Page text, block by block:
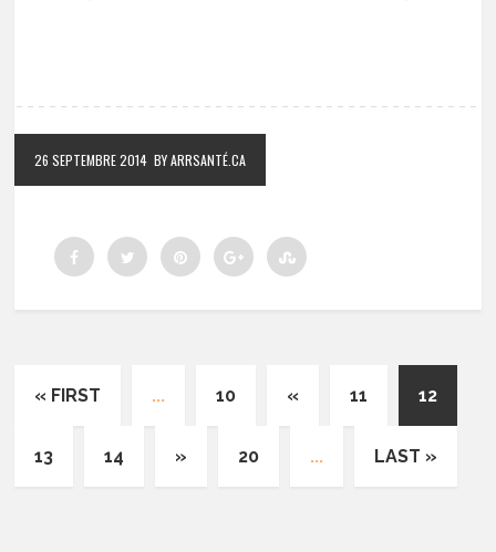
26 SEPTEMBRE 2014 BY ARRSANTÉ.CA
« FIRST ... 10 « 11 12
13 14 » 20 ... LAST »